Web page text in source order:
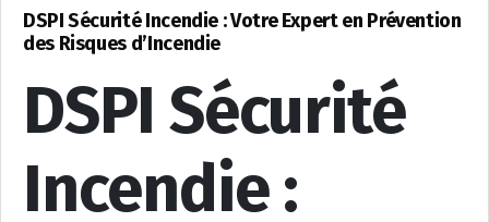
DSPI Sécurité Incendie : Votre Expert en Prévention
des Risques d’Incendie
DSPI Sécurité
Incendie :